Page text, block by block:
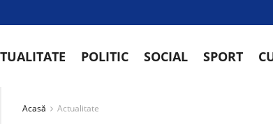
POLITIC SOCIAL SPORT
Acasă Actualitate